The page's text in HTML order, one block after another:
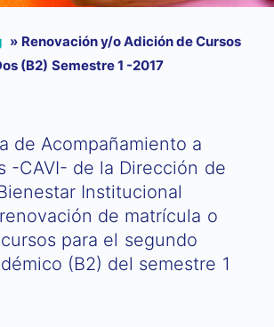
» Renovación y/o Adición de Cursos
(B2) Semestre 1 -2017
de Acompañamiento a
-CAVI- de la Dirección de
Institucional
de matrícula o
para el segundo
(B2) del semestre 1